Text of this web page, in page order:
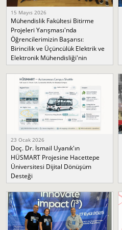
15 Mayıs 2026
Mühendislik Fakültesi Bitirme
Projeleri Yarışması'nda
Öğrencilerimizin Başarısı:
Birincilik ve Üçüncülük Elektrik ve
Elektronik Mühendisliği'nin
23 Ocak 2026
Doç. Dr. İsmail Uyanık'ın
HÜSMART Projesine Hacettepe
Üniversitesi Dijital Dönüşüm
Desteği